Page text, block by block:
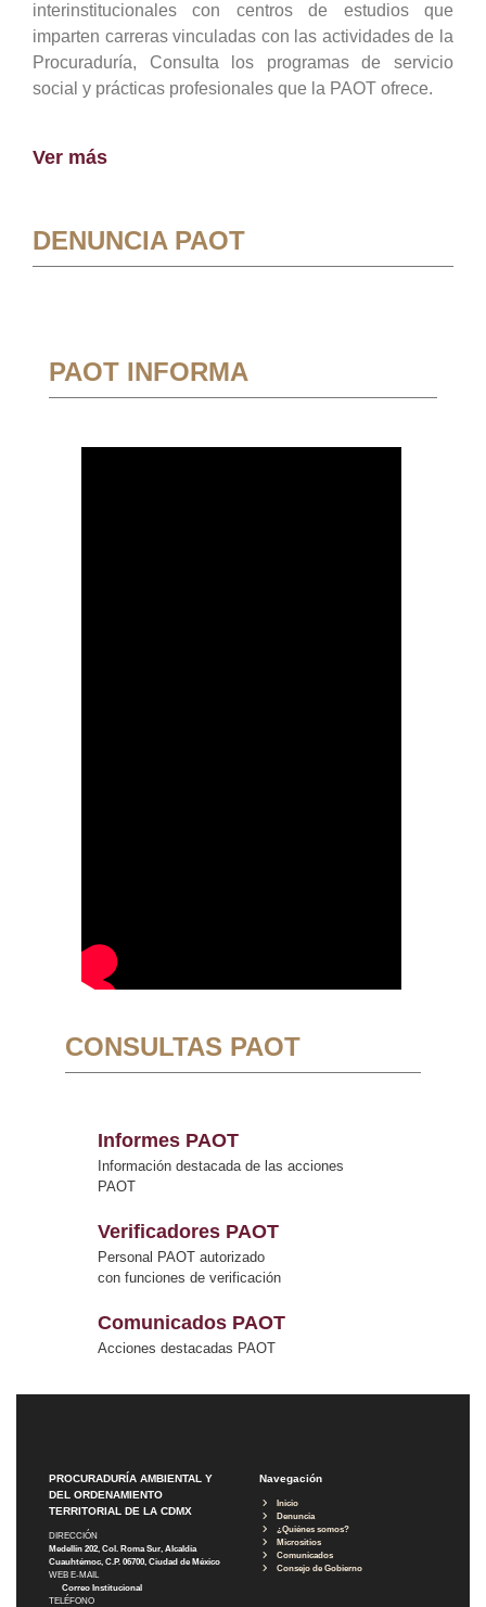
interinstitucionales con centros de estudios que
imparten carreras vinculadas con las actividades de la
Procuraduría, Consulta los programas de servicio
social y prácticas profesionales que la PAOT ofrece.
Ver más
DENUNCIA PAOT
PAOT INFORMA
CONSULTAS PAOT
Informes PAOT
Información destacada de las acciones
PAOT
Verificadores PAOT
Personal PAOT autorizado
con funciones de verificación
Comunicados PAOT
Acciones destacadas PAOT
PROCURADURÍA AMBIENTAL Y
DEL ORDENAMIENTO
TERRITORIAL DE LA CDMX
DIRECCIÓN
Medellín 202, Col. Roma Sur, Alcaldía
Cuauhtémoc, C.P. 06700, Ciudad de México
WEB E-MAIL
Correo Institucional
TELÉFONO
Navegación
Inicio
Denuncia
¿Quiénes somos?
Micrositios
Comunicados
Consejo de Gobierno